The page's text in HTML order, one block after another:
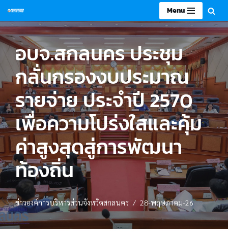
Skip
to
content
Menu
อบจ.สกลนคร ประชุม
กลั่นกรองงบประมาณ
รายจ่าย ประจำปี 2570
เพื่อความโปร่งใสและคุ้ม
ค่าสูงสุดสู่การพัฒนา
ท้องถิ่น
ข่าวองค์การบริหารส่วนจังหวัดสกลนคร 28-พฤษภาคม-26